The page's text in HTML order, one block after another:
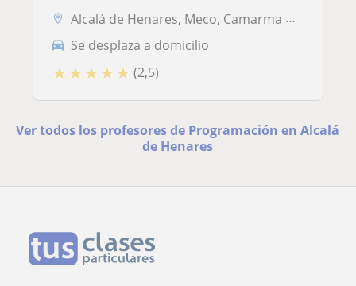
Alcalá de Henares, Meco, Camarma de Esteruelas
Se desplaza a domicilio
★ ★ ★ ★ ★ (2,5)
Ver todos los profesores de Programación en Alcalá
de Henares